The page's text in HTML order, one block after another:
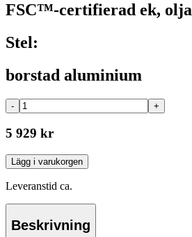
FSC™-certifierad ek, olja
Stel:
borstad aluminium
- +
5 929 kr
Lägg i varukorgen
Leveranstid ca.
Beskrivning